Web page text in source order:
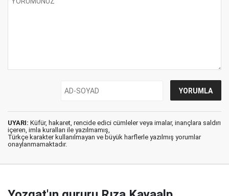
UYARI: Küfür, hakaret, rencide edici cümleler veya imalar, inançlara saldırı
içeren, imla kuralları ile yazılmamış,
Türkçe karakter kullanılmayan ve büyük harflerle yazılmış yorumlar
onaylanmamaktadır.